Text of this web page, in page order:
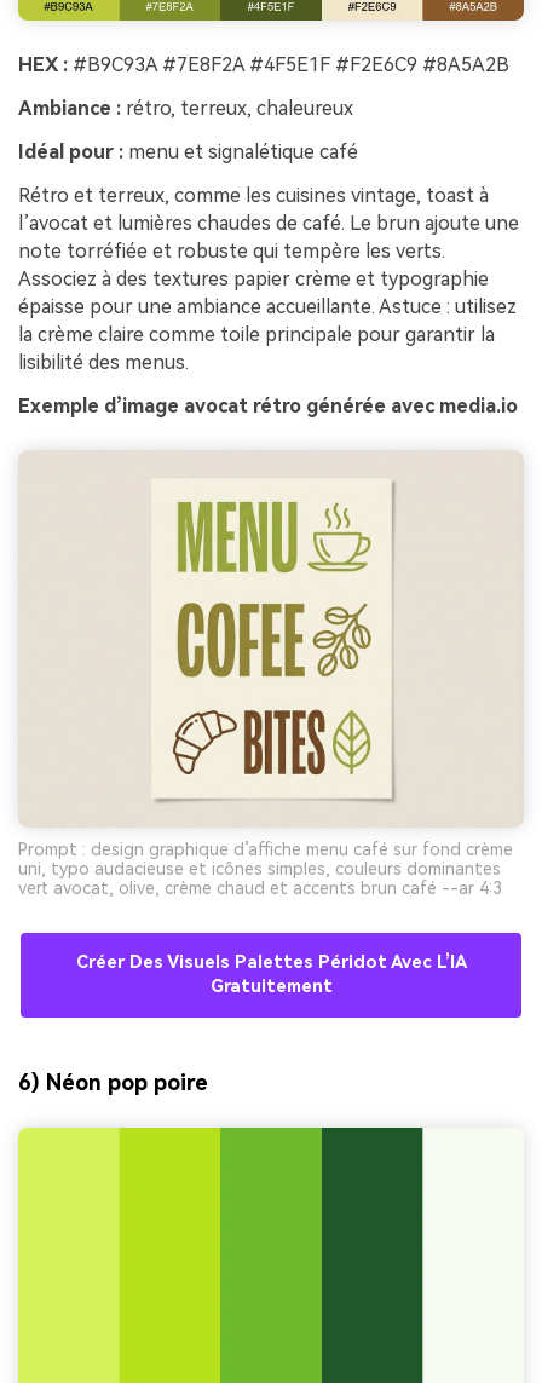
HEX : #B9C93A #7E8F2A #4F5E1F #F2E6C9 #8A5A2B
Ambiance : rétro, terreux, chaleureux
Idéal pour : menu et signalétique café
Rétro et terreux, comme les cuisines vintage, toast à
l’avocat et lumières chaudes de café. Le brun ajoute une
note torréfiée et robuste qui tempère les verts.
Associez à des textures papier crème et typographie
épaisse pour une ambiance accueillante. Astuce : utilisez
la crème claire comme toile principale pour garantir la
lisibilité des menus.
Exemple d’image avocat rétro générée avec media.io
Prompt : design graphique d’affiche menu café sur fond crème
uni, typo audacieuse et icônes simples, couleurs dominantes
vert avocat, olive, crème chaud et accents brun café --ar 4:3
Créer Des Visuels Palettes Péridot Avec L’IA
Gratuitement
6) Néon pop poire